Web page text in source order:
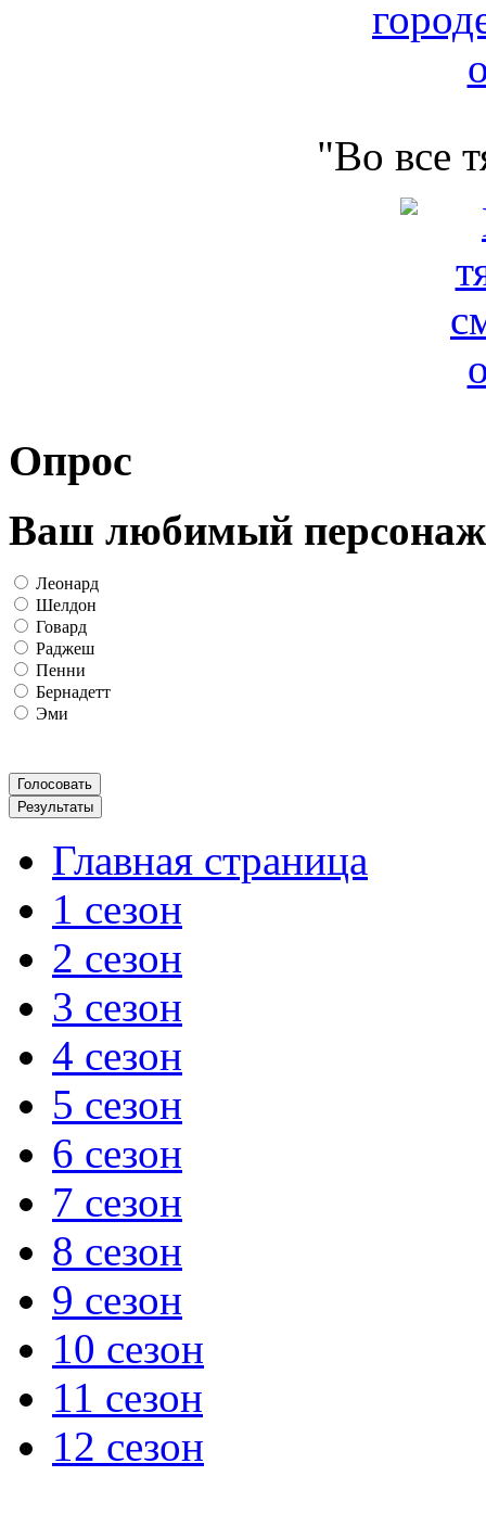
"Во все
Опрос
Ваш любимый
Леонард
Шелдон
Говард
Раджеш
Пенни
Бернадетт
Эми
Главная страница
1 сезон
2 сезон
3 сезон
4 сезон
5 сезон
6 сезон
7 сезон
8 сезон
9 сезон
10 сезон
11 сезон
12 сезон